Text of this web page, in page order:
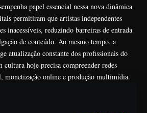
papel essencial nessa nova dinâmica
permitiram que artistas independentes
inacessíveis, reduzindo barreiras de entrada
de conteúdo. Ao mesmo tempo, a
atualização constante dos profissionais do
cultura hoje precisa compreender redes
monetização online e produção multimídia.